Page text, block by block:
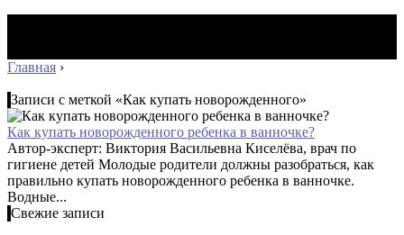
Главная ›
Записи с меткой «Как купать новорожденного»
Как купать новорожденного ребенка в ванночке?
Автор-эксперт: Виктория Васильевна Киселёва, врач по
гигиене детей Молодые родители должны разобраться, как
правильно купать новорожденного ребенка в ванночке.
Водные...
Свежие записи